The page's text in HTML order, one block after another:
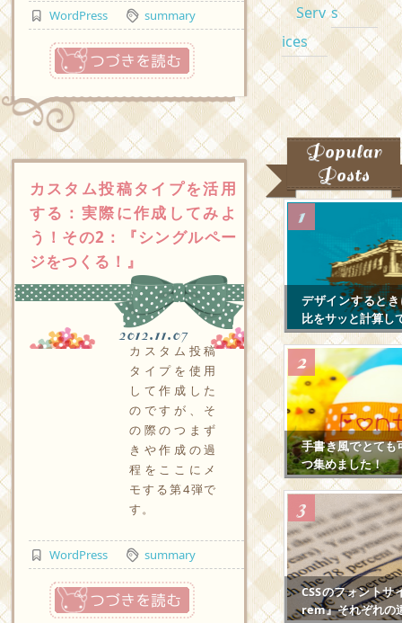
WordPress summary
つづきを読む
カスタム投稿タイプを活用
する：実際に作成してみよ
う！その2：『シングルペー
ジをつくる！』
2012.11.07
カスタム投稿
タイプを使用
して作成した
のですが、そ
の際のつまず
きや作成の過
程をここにメ
モする第4弾で
す。
WordPress summary
つづきを読む
Serv
ices
s
Popular
Posts
デザインすると
比をサッと計算し
手書き風でとても
つ集めました！
CSSのフォント
rem』それぞれの